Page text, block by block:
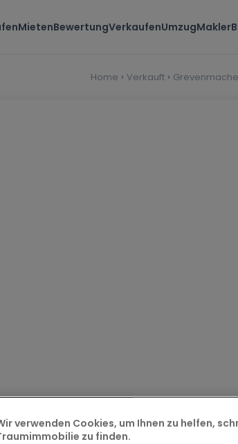
MietenBewertungVerkaufenUmzugMakler
Home Verkauft
verwenden Cookies, um Ihnen zu helfen,
zu finden.